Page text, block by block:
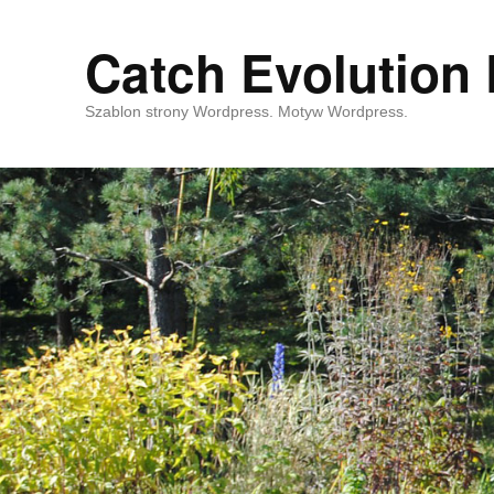
Catch Evolution
Szablon strony Wordpress. Motyw Wordpress.